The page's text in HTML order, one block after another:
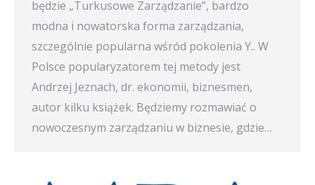
będzie „Turkusowe Zarządzanie”, bardzo
modna i nowatorska forma zarządzania,
szczególnie popularna wśród pokolenia Y.. W
Polsce popularyzatorem tej metody jest
Andrzej Jeznach, dr. ekonomii, biznesmen,
autor kilku książek. Będziemy rozmawiać o
nowoczesnym zarządzaniu w biznesie, gdzie…